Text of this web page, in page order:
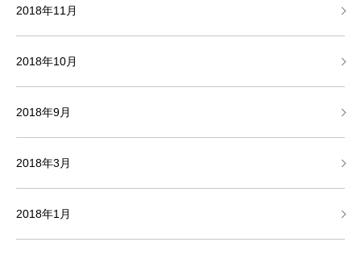
2018年11月
2018年10月
2018年9月
2018年3月
2018年1月